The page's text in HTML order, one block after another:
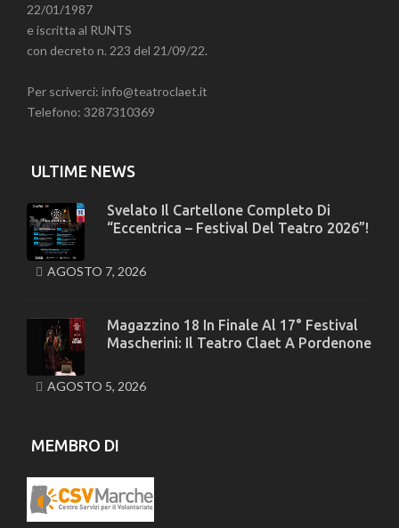
22/01/1987
e iscritta al RUNTS
con decreto n. 223 del 21/09/22.
Per scriverci: info@teatroclaet.it
Telefono: 3287310369
ULTIME NEWS
Svelato Il Cartellone Completo Di
“Eccentrica – Festival Del Teatro 2026”!
AGOSTO 7, 2026
Magazzino 18 In Finale Al 17° Festival
Mascherini: Il Teatro Claet A Pordenone
AGOSTO 5, 2026
MEMBRO DI